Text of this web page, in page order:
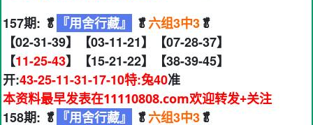
157期: 🥬 『用舍行藏』 🥬六组3中3🥬
【02-31-39】【03-11-21】【07-28-37】
【11-25-43】【15-21-22】【38-39-45】
开:43-25-11-31-17-10特:兔40准
本资料最早发表在11110808.com欢迎转发+关注
158期: 🥬 『用舍行藏』 🥬六组3中3🥬